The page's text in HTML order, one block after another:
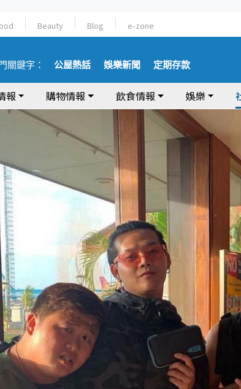
Beauty Blog e-zone
關鍵字： 公屋熱話 娛樂新聞 定期存款
報 購物情報 飲食情報 娛樂